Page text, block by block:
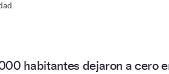
habitantes dejaron a cero